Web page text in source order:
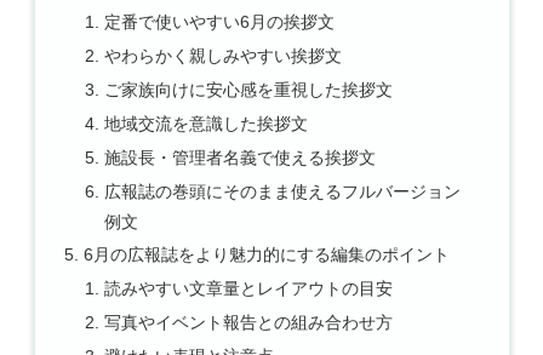
定番で使いやすい6月の挨拶文
やわらかく親しみやすい挨拶文
ご家族向けに安心感を重視した挨拶文
地域交流を意識した挨拶文
施設長・管理者名義で使える挨拶文
広報誌の巻頭にそのまま使えるフルバージョン
例文
6月の広報誌をより魅力的にする編集のポイント
読みやすい文章量とレイアウトの目安
写真やイベント報告との組み合わせ方